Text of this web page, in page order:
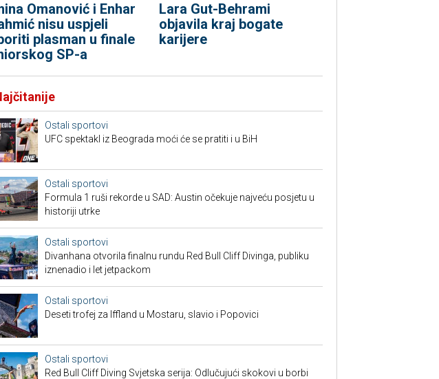
Omanović i Enhar
nisu uspjeli
plasman u finale
SP-a
Lara Gut-Behrami
objavila kraj bogate
karijere
Ostali sportovi
UFC spektakl iz Beograda moći će se pratiti i u BiH
Ostali sportovi
Formula 1 ruši rekorde u SAD: Austin očekuje najveću posjetu u
historiji utrke
Ostali sportovi
Divanhana otvorila finalnu rundu Red Bull Cliff Divinga, publiku
iznenadio i let jetpackom
Ostali sportovi
Deseti trofej za Iffland u Mostaru, slavio i Popovici
Ostali sportovi
Red Bull Cliff Diving Svjetska serija: Odlučujući skokovi u borbi